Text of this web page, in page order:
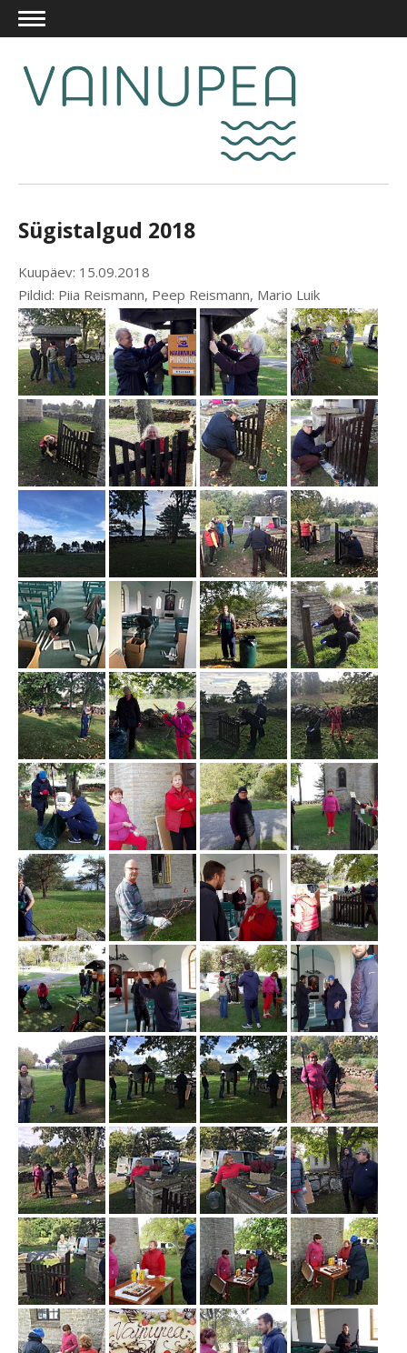
Sügistalgud 2018
Kuupäev: 15.09.2018
Pildid: Piia Reismann, Peep Reismann, Mario Luik